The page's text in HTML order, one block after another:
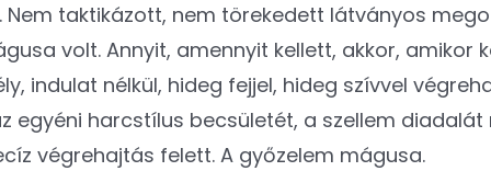
taktikázott, nem törekedett látványos
volt. Annyit, amennyit kellett, akkor, amikor
indulat nélkül, hideg fejjel, hideg szívvel
egyéni harcstílus becsületét, a szellem
végrehajtás felett. A győzelem mágusa.